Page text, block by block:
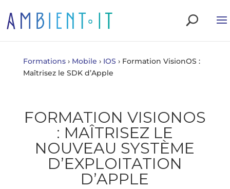
Formations › Mobile › IOS › Formation VisionOS :
Maîtrisez le SDK d’Apple
FORMATION VISIONOS
: MAÎTRISEZ LE
NOUVEAU SYSTÈME
D’EXPLOITATION
D’APPLE